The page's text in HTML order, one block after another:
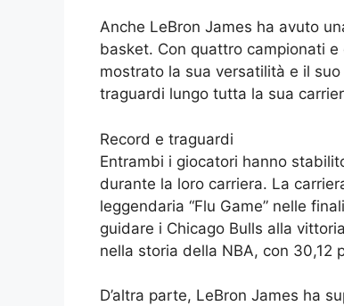
Anche LeBron James ha avuto
basket. Con quattro campionati
mostrato la sua versatilità e il
traguardi lungo tutta la sua
Record e traguardi
Entrambi i giocatori hanno
durante la loro carriera. La
leggendaria “Flu Game” nelle
guidare i Chicago Bulls alla
nella storia della NBA, con 30,12
D’altra parte, LeBron James ha